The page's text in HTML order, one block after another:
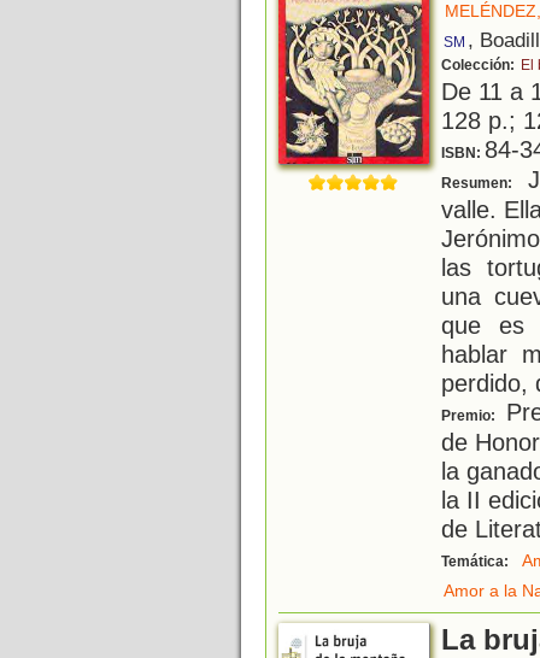
SM ,
Colección: El
De 11 a
128 p.;
ISBN: 84-
Resumen:
valle.
las
una
que es
hablar
perdido,
Premio:
de
la
la II
de
Temática:
Amor a la
La